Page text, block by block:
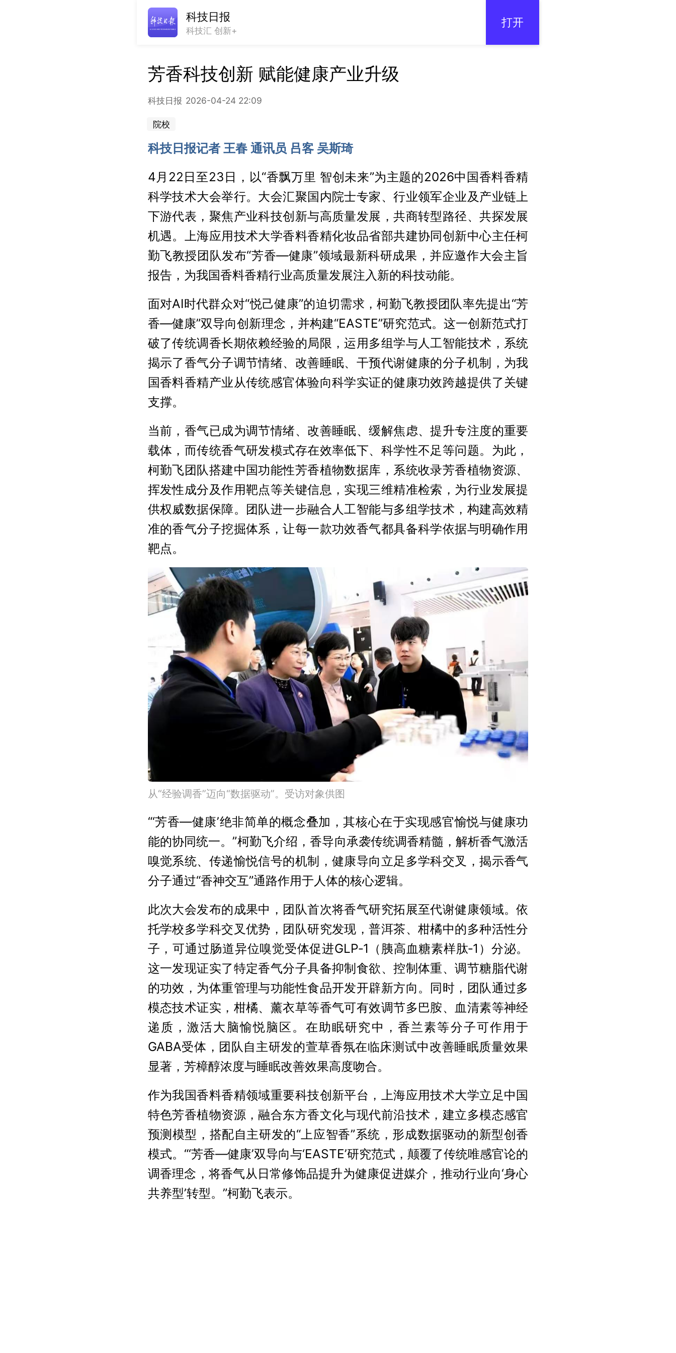
科技日报
科技汇 创新+
打开
芳香科技创新 赋能健康产业升级
科技日报 2026-04-24 22:09
院校
科技日报记者 王春 通讯员 吕客 吴斯琦
4月22日至23日，以“香飘万里 智创未来”为主题的2026中国香料香精
科学技术大会举行。大会汇聚国内院士专家、行业领军企业及产业链上
下游代表，聚焦产业科技创新与高质量发展，共商转型路径、共探发展
机遇。上海应用技术大学香料香精化妆品省部共建协同创新中心主任柯
勤飞教授团队发布“芳香—健康”领域最新科研成果，并应邀作大会主旨
报告，为我国香料香精行业高质量发展注入新的科技动能。
面对AI时代群众对“悦己健康”的迫切需求，柯勤飞教授团队率先提出“芳
香—健康”双导向创新理念，并构建“EASTE”研究范式。这一创新范式打
破了传统调香长期依赖经验的局限，运用多组学与人工智能技术，系统
揭示了香气分子调节情绪、改善睡眠、干预代谢健康的分子机制，为我
国香料香精产业从传统感官体验向科学实证的健康功效跨越提供了关键
支撑。
当前，香气已成为调节情绪、改善睡眠、缓解焦虑、提升专注度的重要
载体，而传统香气研发模式存在效率低下、科学性不足等问题。为此，
柯勤飞团队搭建中国功能性芳香植物数据库，系统收录芳香植物资源、
挥发性成分及作用靶点等关键信息，实现三维精准检索，为行业发展提
供权威数据保障。团队进一步融合人工智能与多组学技术，构建高效精
准的香气分子挖掘体系，让每一款功效香气都具备科学依据与明确作用
靶点。
从“经验调香”迈向“数据驱动”。受访对象供图
“‘芳香—健康’绝非简单的概念叠加，其核心在于实现感官愉悦与健康功
能的协同统一。”柯勤飞介绍，香导向承袭传统调香精髓，解析香气激活
嗅觉系统、传递愉悦信号的机制，健康导向立足多学科交叉，揭示香气
分子通过“香神交互”通路作用于人体的核心逻辑。
此次大会发布的成果中，团队首次将香气研究拓展至代谢健康领域。依
托学校多学科交叉优势，团队研究发现，普洱茶、柑橘中的多种活性分
子，可通过肠道异位嗅觉受体促进GLP‑1（胰高血糖素样肽‑1）分泌。
这一发现证实了特定香气分子具备抑制食欲、控制体重、调节糖脂代谢
的功效，为体重管理与功能性食品开发开辟新方向。同时，团队通过多
模态技术证实，柑橘、薰衣草等香气可有效调节多巴胺、血清素等神经
递质，激活大脑愉悦脑区。在助眠研究中，香兰素等分子可作用于
GABA受体，团队自主研发的萱草香氛在临床测试中改善睡眠质量效果
显著，芳樟醇浓度与睡眠改善效果高度吻合。
作为我国香料香精领域重要科技创新平台，上海应用技术大学立足中国
特色芳香植物资源，融合东方香文化与现代前沿技术，建立多模态感官
预测模型，搭配自主研发的“上应智香”系统，形成数据驱动的新型创香
模式。“‘芳香—健康’双导向与‘EASTE’研究范式，颠覆了传统唯感官论的
调香理念，将香气从日常修饰品提升为健康促进媒介，推动行业向‘身心
共养型’转型。”柯勤飞表示。